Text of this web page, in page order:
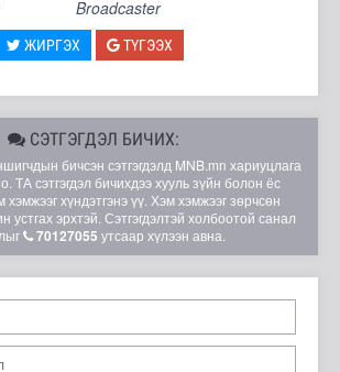
Broadcaster
ЖИРГЭХ ТҮГЭЭХ
СЭТГЭГДЭЛ БИЧИХ:
бичсэн сэтгэгдэлд MNB.mn хариуцлага
ТА сэтгэгдэл бичихдээ хууль зүйн болон ёс
хэмжээг хүндэтгэнэ үү. Хэм хэмжээг зөрчсөн
устгах эрхтэй. Сэтгэгдэлтэй холбоотой санал
70127055 утсаар хүлээн авна.